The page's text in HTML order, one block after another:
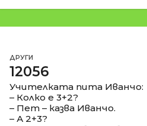
ДРУГИ
12056
Учителката пита Иванчо:
– Колко е 3+2?
– Пет – казва Иванчо.
– А 2+3?